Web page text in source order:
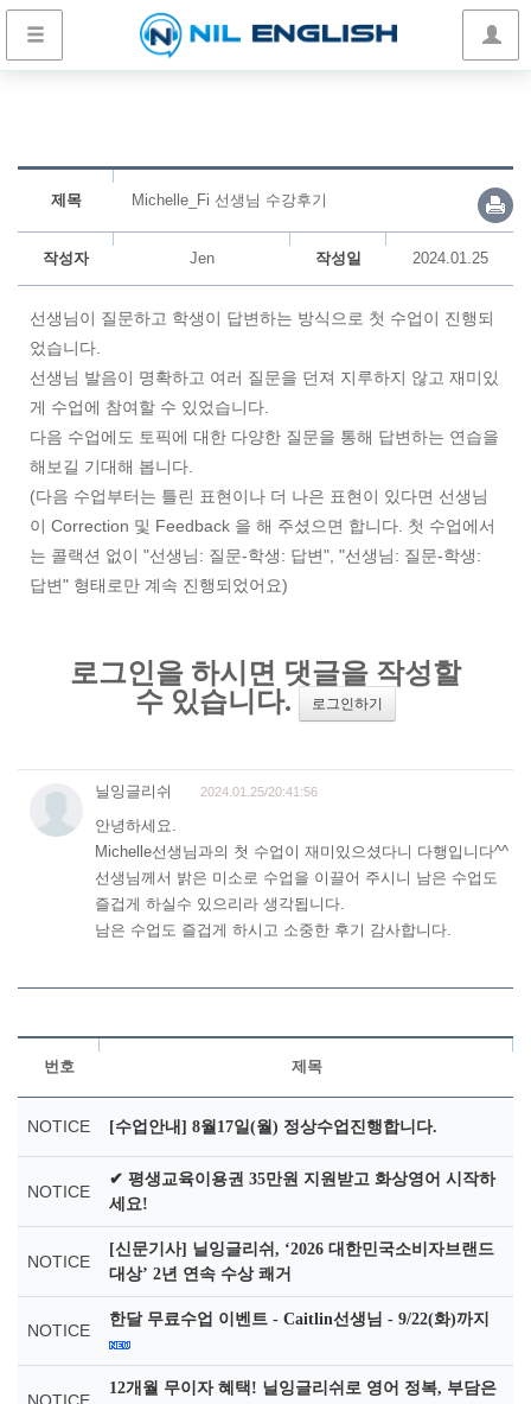
제목 Michelle_Fi 선생님 수강후기
작성자 Jen 작성일 2024.01.25
선생님이 질문하고 학생이 답변하는 방식으로 첫 수업이 진행되
었습니다.
선생님 발음이 명확하고 여러 질문을 던져 지루하지 않고 재미있
게 수업에 참여할 수 있었습니다.
다음 수업에도 토픽에 대한 다양한 질문을 통해 답변하는 연습을
해보길 기대해 봅니다.
(다음 수업부터는 틀린 표현이나 더 나은 표현이 있다면 선생님
이 Correction 및 Feedback 을 해 주셨으면 합니다. 첫 수업에서
는 콜랙션 없이 "선생님: 질문-학생: 답변", "선생님: 질문-학생:
답변" 형태로만 계속 진행되었어요)